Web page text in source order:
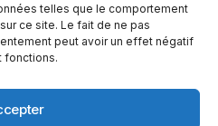
telles que le comportement
ce site. Le fait de ne pas
peut avoir un effet négatif
fonctions.
dédié aux nouvelles
et au numérique. Fondé par
avec une approche